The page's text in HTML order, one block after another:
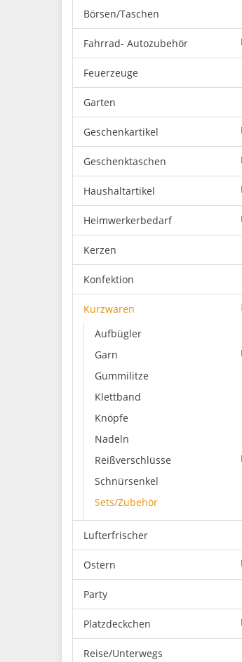
Börsen/Taschen
Fahrrad- Autozubehör
Feuerzeuge
Garten
Geschenkartikel
Geschenktaschen
Haushaltartikel
Heimwerkerbedarf
Kerzen
Konfektion
Kurzwaren
Aufbügler
Garn
Gummilitze
Klettband
Knöpfe
Nadeln
Reißverschlüsse
Schnürsenkel
Sets/Zubehör
Lufterfrischer
Ostern
Party
Platzdeckchen
Reise/Unterwegs